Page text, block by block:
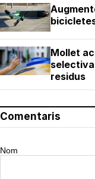
Mollet
residus
Comentaris
Nom